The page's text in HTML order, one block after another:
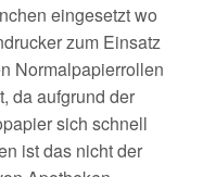
eingesetzt wo
zum Einsatz
Normalpapierrollen
da aufgrund der
sich schnell
ist das nicht der